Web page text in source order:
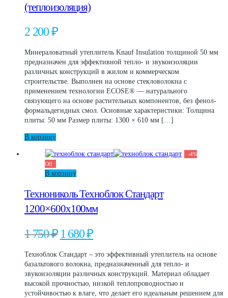
(теплоизоляция)
2 200₽
Минераловатный утеплитель Knauf Insulation толщиной 50 мм
предназначен для эффективной тепло- и звукоизоляции
различных конструкций в жилом и коммерческом
строительстве. Выполнен на основе стекловолокна с
применением технологии ECOSE® — натурального
связующего на основе растительных компонентов, без фенол-
формальдегидных смол. Основные характеристики: Толщина
плиты: 50 мм Размер плиты: 1300 × 610 мм […]
В корзину
-4%
Off
В корзину
Технониколь Техноблок Стандарт
1200×600х100мм
1 750₽ Первоначальная
цена
1
750 ₽.
1 680₽Текущая
цена:
680 ₽.
Техноблок Стандарт – это эффективный утеплитель на основе
базальтового волокна, предназначенный для тепло- и
звукоизоляции различных конструкций. Материал обладает
высокой прочностью, низкой теплопроводностью и
устойчивостью к влаге, что делает его идеальным решением для